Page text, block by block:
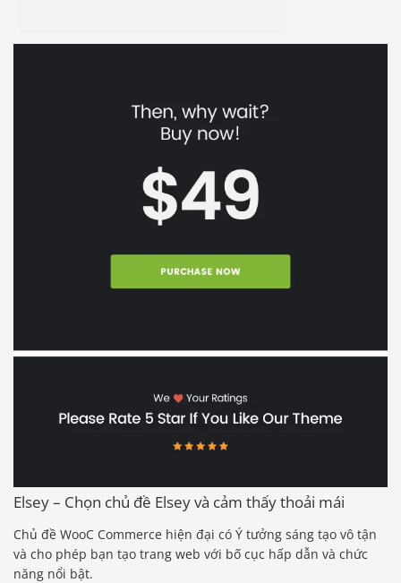
Elsey – Chọn chủ đề Elsey và cảm thấy thoải mái
Chủ đề WooC Commerce hiện đại có Ý tưởng sáng tạo vô tận
và cho phép bạn tạo trang web với bố cục hấp dẫn và chức
năng nổi bật.